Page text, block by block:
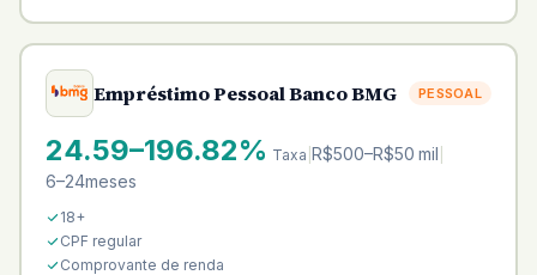
Empréstimo Pessoal Banco BMG PESSOAL
24.59–196.82% Taxa R$500–R$50 mil
6–24meses
18+
CPF regular
Comprovante de renda